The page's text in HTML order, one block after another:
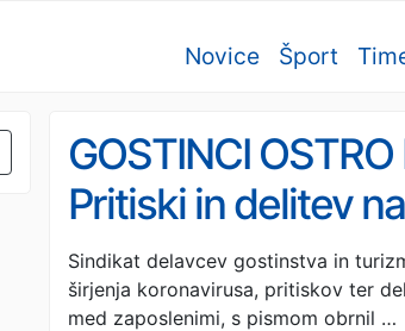
Novice Šport
GOSTINCI
Pritiski in delitev
povzročajo razdor
Sindikat delavcev gostinstva in
širjenja koronavirusa, pritiskov ter
med zaposlenimi, s pismom obrnil …